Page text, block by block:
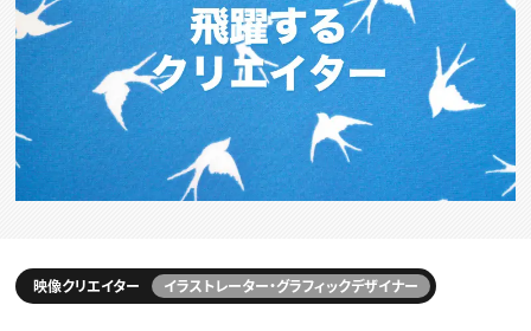
RECRUIT
クリエイター求人を探す
CREATIVE JOB求人検索
特集求人
採用説明会
スキルアップしたい！
映像クリエイター イラストレーター・グラフィックデザイナー